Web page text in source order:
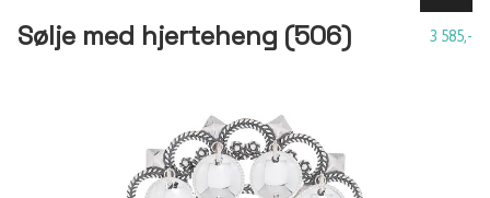
Sølje med hjerteheng (506) 3 585,-